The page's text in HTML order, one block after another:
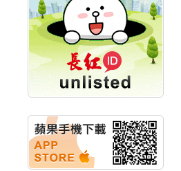
計畫
明緯企業:明緯永續科技
競賽 以電源驅動善的力
量
秀育企業:秀育SHO-U儲
能系統 獲國內首張CNS
認證
聯博投信:聯博00404A
華旭先進:代重要子公司
碩通散熱股份有限公司
公告董事會通過發言人
及代理發